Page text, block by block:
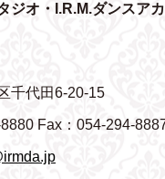
ジオ・I.R.M.ダンスア
千代田6-20-15
8880 Fax：054-294-